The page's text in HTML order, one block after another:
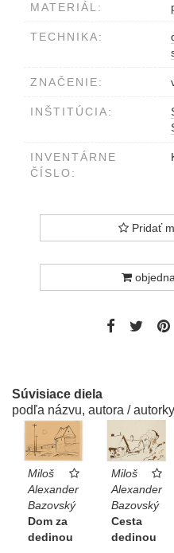
MATERIÁL:
TECHNIKA:
ZNAČENIE:
INŠTITÚCIA:
INVENTÁRNE
ČÍSLO:
Pridať
Súvisiace diela
podľa názvu, autora /
Miloš
Alexander
Bazovský
Dom za
dedinou
Miloš
Alexander
Bazovský
Cesta
dedinou